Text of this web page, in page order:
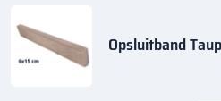
Opsluitband